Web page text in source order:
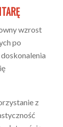
wzrost
po
z